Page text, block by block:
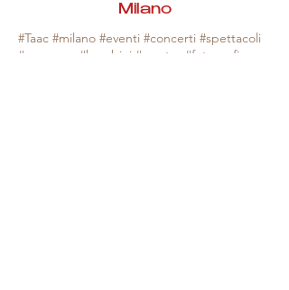
Milano
#Taac #milano #eventi #concerti #spettacoli
#rassegne #bambini #mostre #fotografia